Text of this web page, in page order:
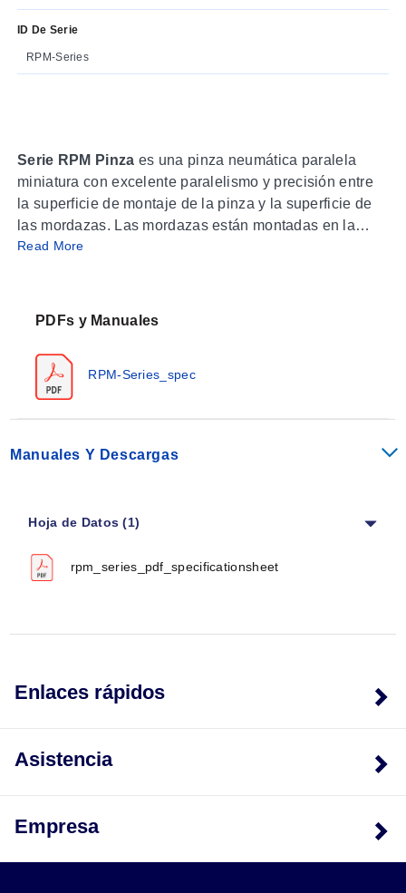
ID De Serie
RPM-Series
Serie RPM Pinza es una pinza neumática paralela
miniatura con excelente paralelismo y precisión entre
la superficie de montaje de la pinza y la superficie de
las mordazas. Las mordazas están montadas en la
parte frontal y están soportadas con rodamientos de
maximaimo y juego lateral cero. Las pinzas neumáticas
puertos de aire en el lateral o en la parte superior para
montaje en colector, manteniendo la línea de aire
alejada del área de la pinza. Estas pinzas están
disponibles en longitudes de carrera desde 3,2 hasta
(8 lbs).
cilindros de doble efecto que requieren un suministro
de aire seco con filtración a 40 micrones o mejor. Para
un mejor control de los componentes neumáticos, se
Especificaciones Neumáticas
Rango de presión de funcionamiento:
Sellos dinámicos:
Filtración de aire:
Read More
PDFs y Manuales
RPM-Series_spec
Manuales Y Descargas
Hoja de Datos (1)
rpm_series_pdf_specificationsheet
Enlaces rápidos
Asistencia
Empresa